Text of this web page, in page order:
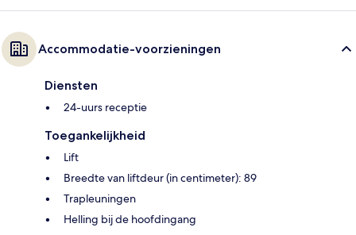
Accommodatie-voorzieningen
Diensten
24-uurs receptie
Toegankelijkheid
Lift
Breedte van liftdeur (in centimeter): 89
Trapleuningen
Helling bij de hoofdingang